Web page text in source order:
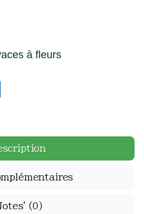
à fleurs
(0)